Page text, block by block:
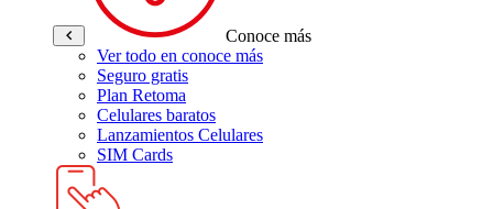
Conoce más
Ver todo en conoce más
Seguro gratis
Plan Retoma
Celulares baratos
Lanzamientos Celulares
SIM Cards